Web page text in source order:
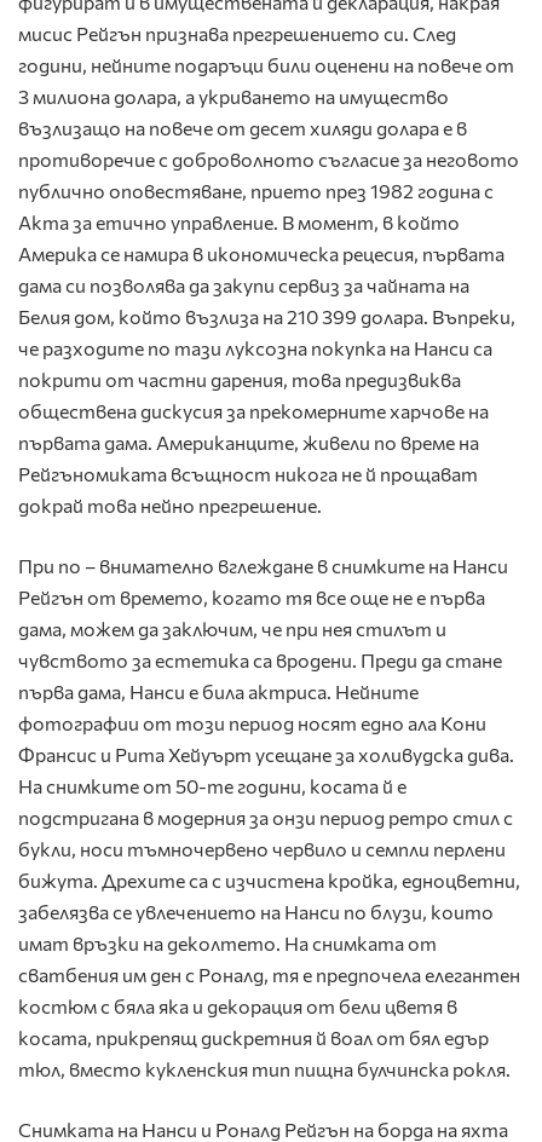
мисис Рейгън признава прегрешението си. След
години, нейните подаръци били оценени на повече от
3 милиона долара, а укриването на имущество
възлизащо на повече от десет хиляди долара е в
противоречие с доброволното съгласие за неговото
публично оповестяване, прието през 1982 година с
Акта за етично управление. В момент, в който
Америка се намира в икономическа рецесия, първата
дама си позволява да закупи сервиз за чайната на
Белия дом, който възлиза на 210 399 долара. Въпреки,
че разходите по тази луксозна покупка на Нанси са
покрити от частни дарения, това предизвиква
обществена дискусия за прекомерните харчове на
първата дама. Американците, живели по време на
Рейгъномиката всъщност никога не й прощават
докрай това нейно прегрешение.
При по – внимателно вглеждане в снимките на Нанси
Рейгън от времето, когато тя все още не е първа
дама, можем да заключим, че при нея стилът и
чувството за естетика са вродени. Преди да стане
първа дама, Нанси е била актриса. Нейните
фотографии от този период носят едно ала Кони
Франсис и Рита Хейуърт усещане за холивудска дива.
На снимките от 50-те години, косата й е
подстригана в модерния за онзи период ретро стил с
букли, носи тъмночервено червило и семпли перлени
бижута. Дрехите са с изчистена кройка, едноцветни,
забелязва се увлечението на Нанси по блузи, които
имат връзки на деколтето. На снимката от
сватбения им ден с Роналд, тя е предпочела елегантен
костюм с бяла яка и декорация от бели цветя в
косата, прикрепящ дискретния й воал от бял едър
тюл, вместо кукленския тип пищна булчинска рокля.
Снимката на Нанси и Роналд Рейгън на борда на яхта